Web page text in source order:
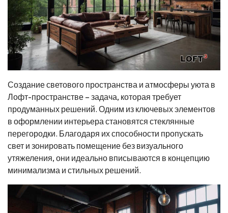
Создание светового пространства и атмосферы уюта в
Лофт-пространстве – задача, которая требует
продуманных решений. Одним из ключевых элементов
в оформлении интерьера становятся стеклянные
перегородки. Благодаря их способности пропускать
свет и зонировать помещение без визуального
утяжеления, они идеально вписываются в концепцию
минимализма и стильных решений.